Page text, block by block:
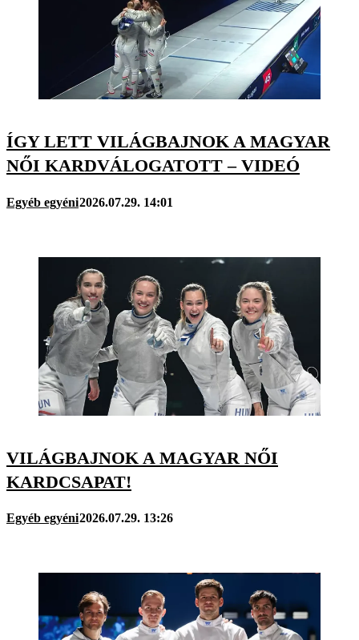
ÍGY LETT VILÁGBAJNOK A MAGYAR
NŐI KARDVÁLOGATOTT – VIDEÓ
Egyéb egyéni2026.07.29. 14:01
VILÁGBAJNOK A MAGYAR NŐI
KARDCSAPAT!
Egyéb egyéni2026.07.29. 13:26